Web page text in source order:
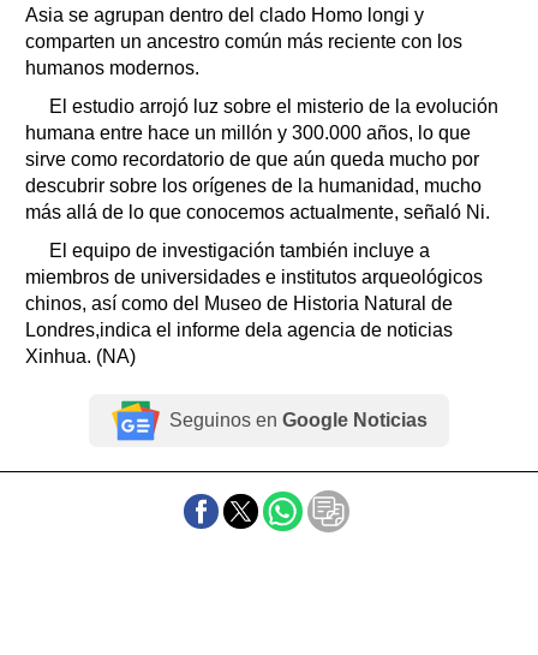
Asia se agrupan dentro del clado Homo longi y
comparten un ancestro común más reciente con los
humanos modernos.
El estudio arrojó luz sobre el misterio de la evolución
humana entre hace un millón y 300.000 años, lo que
sirve como recordatorio de que aún queda mucho por
descubrir sobre los orígenes de la humanidad, mucho
más allá de lo que conocemos actualmente, señaló Ni.
El equipo de investigación también incluye a
miembros de universidades e institutos arqueológicos
chinos, así como del Museo de Historia Natural de
Londres,indica el informe dela agencia de noticias
Xinhua. (NA)
Seguinos en Google Noticias